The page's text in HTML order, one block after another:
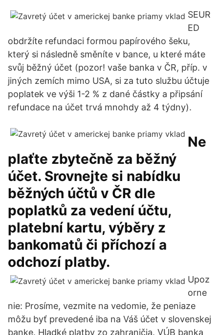
SEUR
ED
obdržíte refundaci formou papírového šeku,
který si následně směníte v bance, u které máte
svůj běžný účet (pozor! vaše banka v ČR, příp. v
jiných zemích mimo USA, si za tuto službu účtuje
poplatek ve výši 1-2 % z dané částky a připsání
refundace na účet trvá mnohdy až 4 týdny).
Ne
plaťte zbytečně za běžný
účet. Srovnejte si nabídku
běžných účtů v ČR dle
poplatků za vedení účtu,
platební kartu, výběry z
bankomatů či příchozí a
odchozí platby.
Upoz
orne
nie: Prosíme, vezmite na vedomie, že peniaze
môžu byť prevedené iba na Váš účet v slovenskej
banke. Hladké platby zo zahraničia. VÚB banka